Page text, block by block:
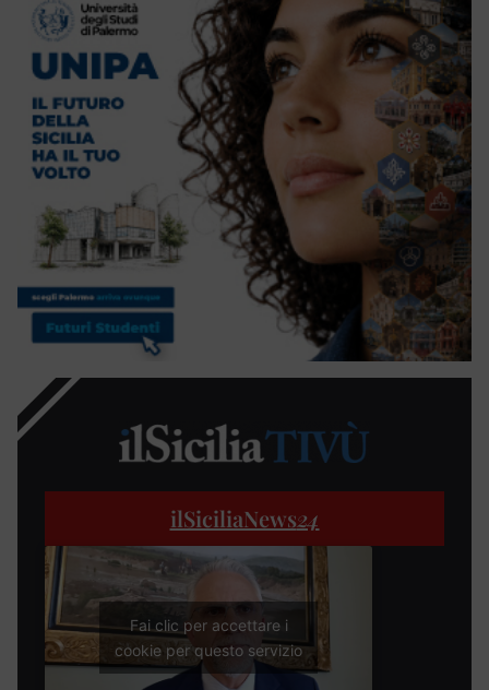
ilSiciliaNews24
Fai clic per accettare i
cookie per questo servizio